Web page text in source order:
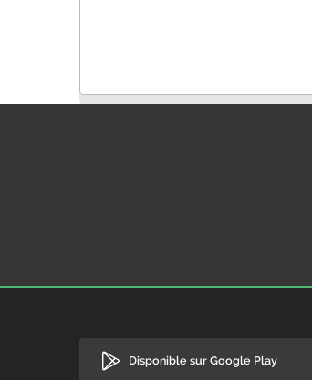
Disponible sur Google Play